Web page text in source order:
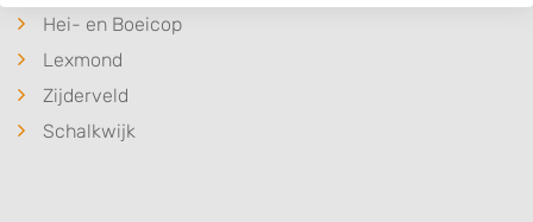
Hei- en Boeicop
Lexmond
Zijderveld
Schalkwijk